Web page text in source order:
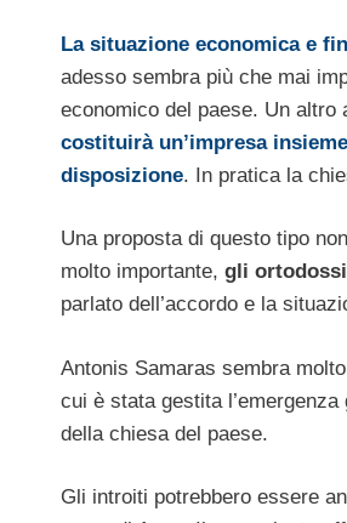
La situazione economica e
adesso sembra più che mai
economico del paese. Un altro
costituirà un’impresa
disposizione. In pratica la
Una proposta di questo tipo
molto importante, gli
parlato dell’accordo e la
Antonis Samaras sembra
cui è stata gestita
della chiesa del paese.
Gli introiti potrebbero essere